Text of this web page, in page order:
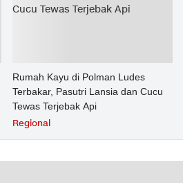
Rumah Kayu di Polman Ludes
Terbakar, Pasutri Lansia dan Cucu
Tewas Terjebak Api
Regional